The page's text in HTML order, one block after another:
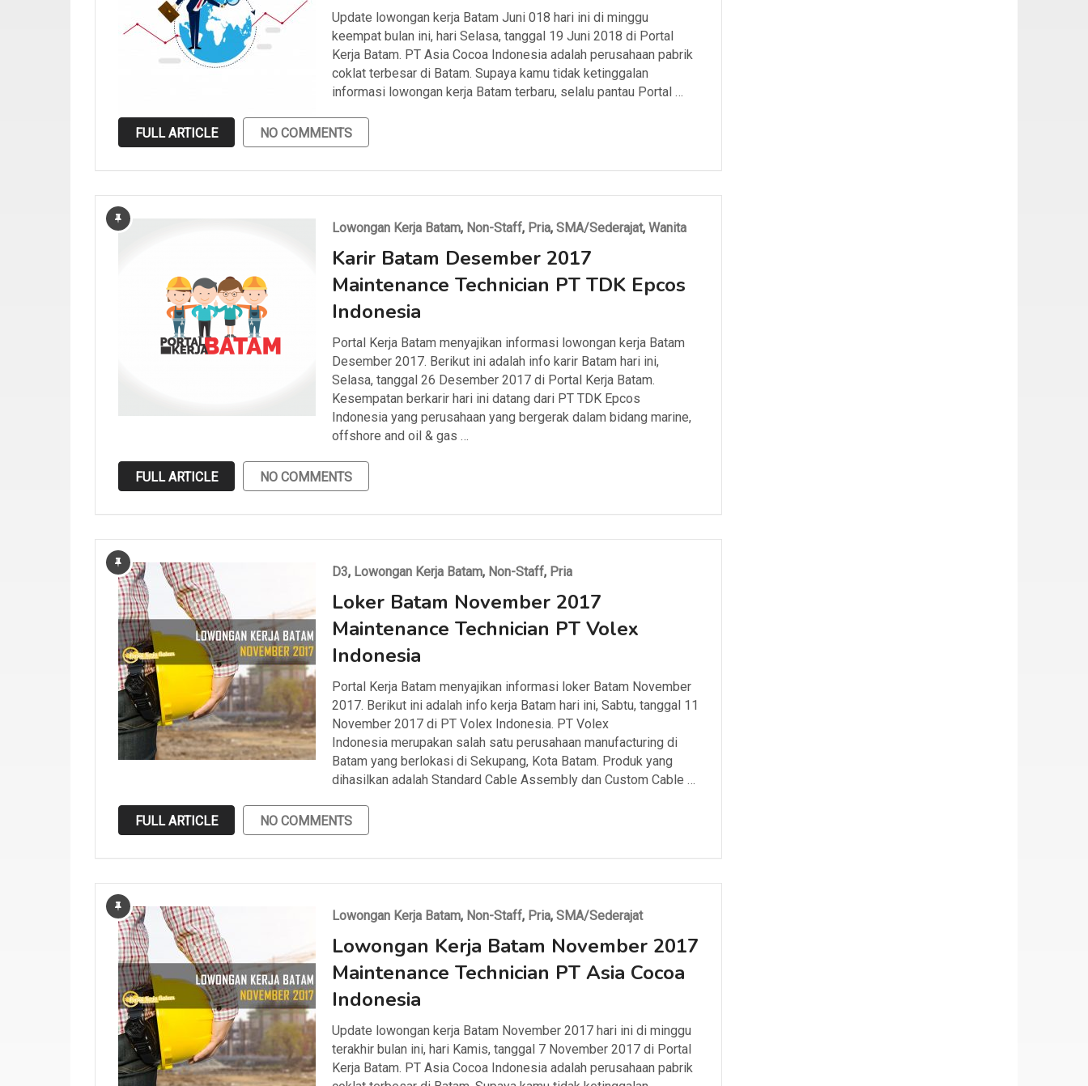
Update lowongan kerja Batam Juni 018 hari ini di minggu
keempat bulan ini, hari Selasa, tanggal 19 Juni 2018 di Portal
Kerja Batam. PT Asia Cocoa Indonesia adalah perusahaan pabrik
coklat terbesar di Batam. Supaya kamu tidak ketinggalan
informasi lowongan kerja Batam terbaru, selalu pantau Portal …
FULL ARTICLE NO COMMENTS
Lowongan Kerja Batam, Non-Staff, Pria, SMA/Sederajat, Wanita
Karir Batam Desember 2017
Maintenance Technician PT TDK Epcos
Indonesia
Portal Kerja Batam menyajikan informasi lowongan kerja Batam
Desember 2017. Berikut ini adalah info karir Batam hari ini,
Selasa, tanggal 26 Desember 2017 di Portal Kerja Batam.
Kesempatan berkarir hari ini datang dari PT TDK Epcos
Indonesia yang perusahaan yang bergerak dalam bidang marine,
offshore and oil & gas …
FULL ARTICLE NO COMMENTS
D3, Lowongan Kerja Batam, Non-Staff, Pria
Loker Batam November 2017
Maintenance Technician PT Volex
Indonesia
Portal Kerja Batam menyajikan informasi loker Batam November
2017. Berikut ini adalah info kerja Batam hari ini, Sabtu, tanggal 11
November 2017 di PT Volex Indonesia. PT Volex
Indonesia merupakan salah satu perusahaan manufacturing di
Batam yang berlokasi di Sekupang, Kota Batam. Produk yang
dihasilkan adalah Standard Cable Assembly dan Custom Cable …
FULL ARTICLE NO COMMENTS
Lowongan Kerja Batam, Non-Staff, Pria, SMA/Sederajat
Lowongan Kerja Batam November 2017
Maintenance Technician PT Asia Cocoa
Indonesia
Update lowongan kerja Batam November 2017 hari ini di minggu
terakhir bulan ini, hari Kamis, tanggal 7 November 2017 di Portal
Kerja Batam. PT Asia Cocoa Indonesia adalah perusahaan pabrik